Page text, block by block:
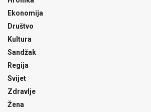
Ekonomija
Društvo
Kultura
Sandžak
Regija
Svijet
Zdravlje
Žena